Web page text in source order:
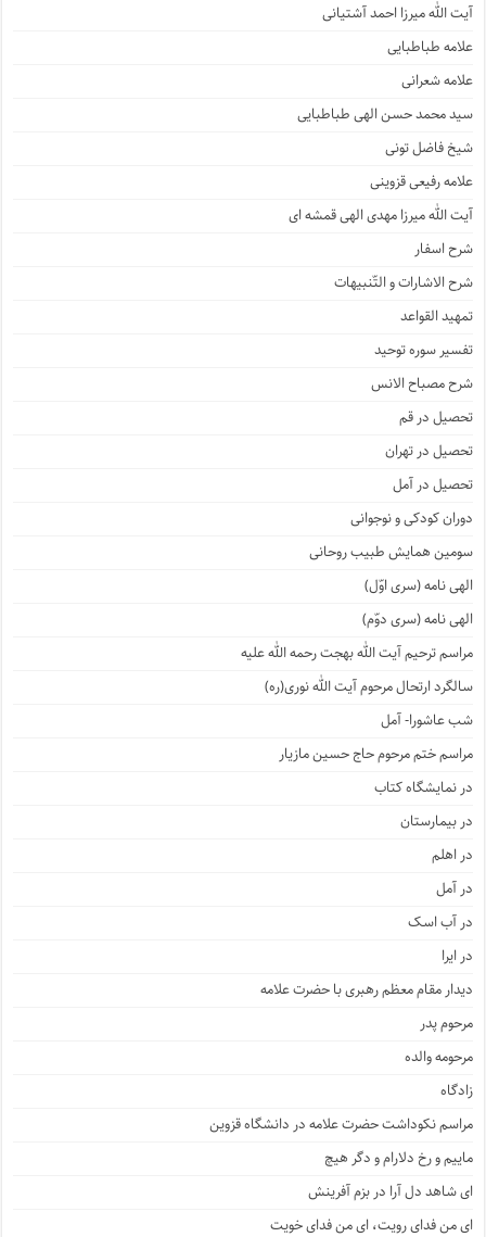
آیت الله میرزا احمد آشتیانی
علامه طباطبایی
علامه شعرانی
سید محمد حسن الهی طباطبایی
شیخ فاضل تونی
علامه رفیعی قزوینی
آیت الله میرزا مهدی الهی قمشه ای
شرح اسفار
شرح الاشارات و التّنبیهات
تمهید القواعد
تفسیر سوره توحید
شرح مصباح الانس
تحصیل در قم
تحصیل در تهران
تحصیل در آمل
دوران کودکی و نوجوانی
سومین همایش طبیب روحانی
الهی نامه (سری اوّل)
الهی نامه (سری دوّم)
مراسم ترحیم آیت الله بهجت رحمه الله علیه
سالگرد ارتحال مرحوم آیت الله نوری(ره)
شب عاشورا- آمل
مراسم ختم مرحوم حاج حسین مازیار
در نمایشگاه کتاب
در بیمارستان
در اهلم
در آمل
در آب اسک
در ایرا
دیدار مقام معظم رهبری با حضرت علامه
مرحوم پدر
مرحومه والده
زادگاه
مراسم نکوداشت حضرت علامه در دانشگاه قزوین
ماییم و رخ دلارام و دگر هیچ
ای شاهد دل آرا در بزم آفرینش
ای من فدای رویت، ای من فدای خویت